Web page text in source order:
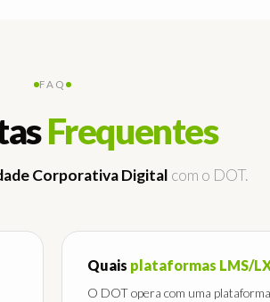
FAQ
Frequentes
Corporativa Digital com o DOT.
Quais plataformas LMS/
O DOT opera com uma